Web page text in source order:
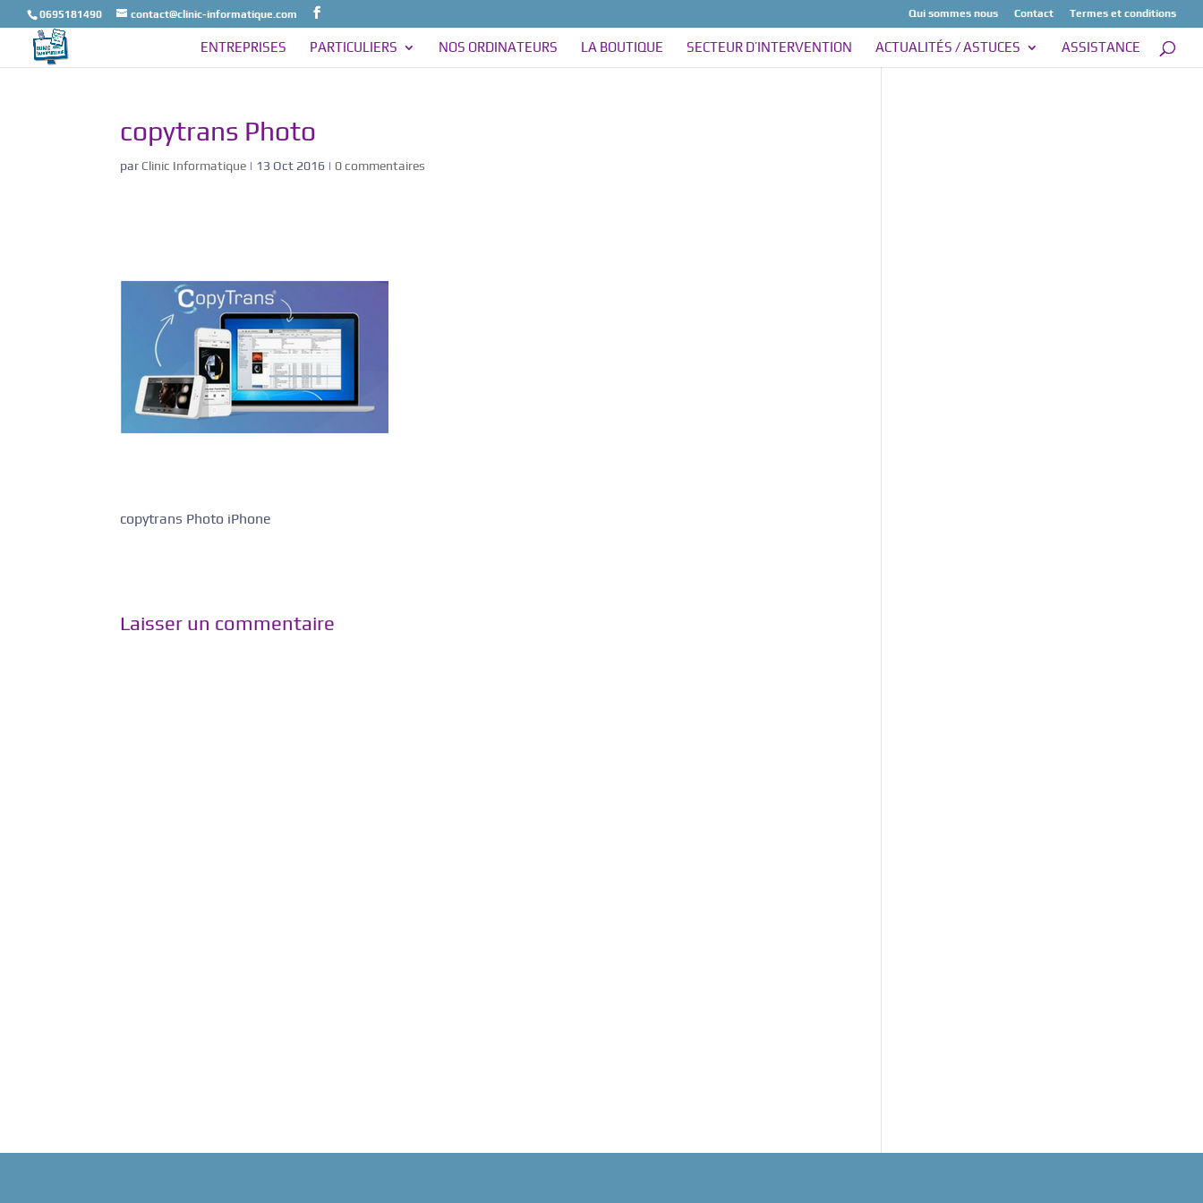
0695181490 contact@clinic-informatique.com Qui sommes nous Contact Termes et conditions
ENTREPRISES PARTICULIERS NOS ORDINATEURS LA BOUTIQUE SECTEUR D’INTERVENTION ACTUALITÉS / ASTUCES ASSISTANCE
copytrans Photo
par Clinic Informatique | 13 Oct 2016 | 0 commentaires
copytrans Photo iPhone
Laisser un commentaire